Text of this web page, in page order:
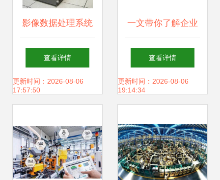
影像数据处理系统
Pixel Factory的存
储支持服务
查看详情
更新时间：2026-08-06
17:57:50
一文带你了解企业
上云数据分析首选
产品Quick BI的存
查看详情
更新时间：2026-08-06
19:14:34